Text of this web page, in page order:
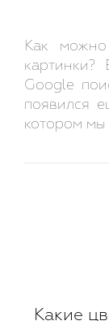
Как можно
картинки?
Google
появился
котором мы
Какие